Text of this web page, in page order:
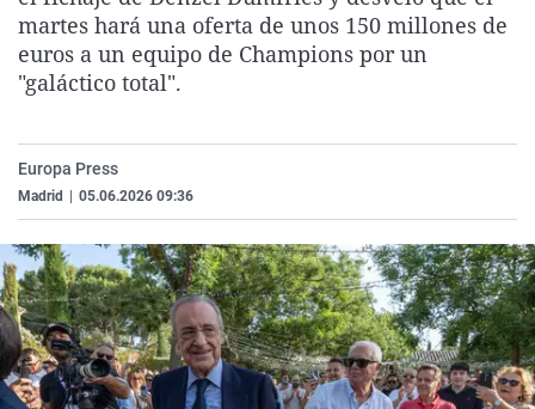
La rosa de los vientos
Gente viajera
Caso
Retornados
Operación Viuda
Extremadura
Galicia
Navarra
Virales
Televisión
martes hará una oferta de unos 150 millones de
euros a un equipo de Champions por un
"galáctico total".
Europa Press
Madrid 05.06.2026 09:36